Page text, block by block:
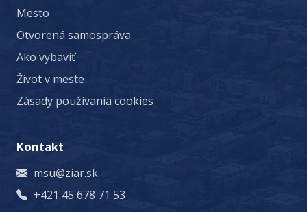
Mesto
Otvorená samospráva
Ako vybaviť
Život v meste
Zásady používania cookies
Kontakt
msu@ziar.sk
+421 45 678 71 53